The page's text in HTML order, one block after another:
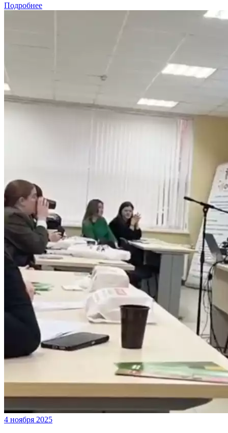
Подробнее
4 ноября 2025